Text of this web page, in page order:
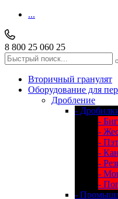
...
8 800 25 060 25
Вторичный гранулят
Оборудование для
Дробление
-
-
-
-
-
-
-
-
-